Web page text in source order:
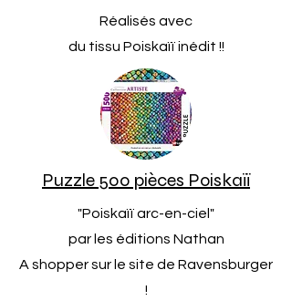
Réalisés avec
du tissu Poiskaïï inédit !!
Puzzle 500 pièces Poiskaïï
"Poiskaïï arc-en-ciel"
par les éditions Nathan
A shopper sur le site de Ravensburger
!